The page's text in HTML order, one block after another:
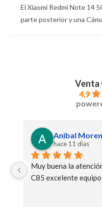
El Xiaomi Redmi Note 14
parte posterior y una
Venta
4.9
Anibal
hace 11 días
Muy buena la
C85 excelente equipo